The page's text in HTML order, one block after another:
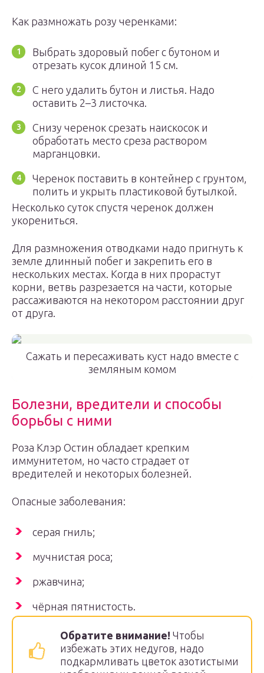
Как размножать розу черенками:
Выбрать здоровый побег с бутоном и
отрезать кусок длиной 15 см.
С него удалить бутон и листья. Надо
оставить 2–3 листочка.
Снизу черенок срезать наискосок и
обработать место среза раствором
марганцовки.
Черенок поставить в контейнер с грунтом,
полить и укрыть пластиковой бутылкой.
Несколько суток спустя черенок должен
укорениться.
Для размножения отводками надо пригнуть к
земле длинный побег и закрепить его в
нескольких местах. Когда в них прорастут
корни, ветвь разрезается на части, которые
рассаживаются на некотором расстоянии друг
от друга.
Сажать и пересаживать куст надо вместе с
земляным комом
Болезни, вредители и способы
борьбы с ними
Роза Клэр Остин обладает крепким
иммунитетом, но часто страдает от
вредителей и некоторых болезней.
Опасные заболевания:
серая гниль;
мучнистая роса;
ржавчина;
чёрная пятнистость.
Обратите внимание! Чтобы
избежать этих недугов, надо
подкармливать цветок азотистыми